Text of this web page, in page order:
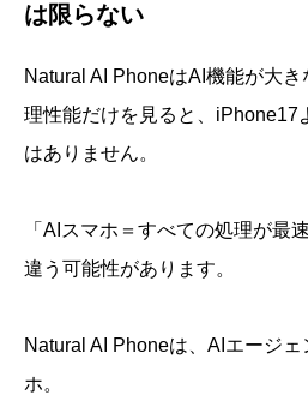
は限らない
Natural AI PhoneはAI機能が大
理性能だけを見ると、iPhone17
はありません。
「AIスマホ＝すべての処理が最
違う可能性があります。
Natural AI Phoneは、AIエージ
ホ。